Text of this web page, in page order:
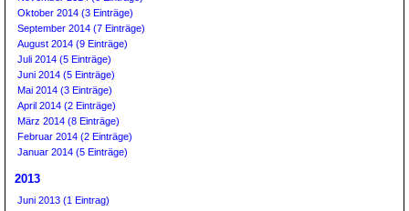
Oktober 2014 (3 Einträge)
September 2014 (7 Einträge)
August 2014 (9 Einträge)
Juli 2014 (5 Einträge)
Juni 2014 (5 Einträge)
Mai 2014 (3 Einträge)
April 2014 (2 Einträge)
März 2014 (8 Einträge)
Februar 2014 (2 Einträge)
Januar 2014 (5 Einträge)
2013
Juni 2013 (1 Eintrag)